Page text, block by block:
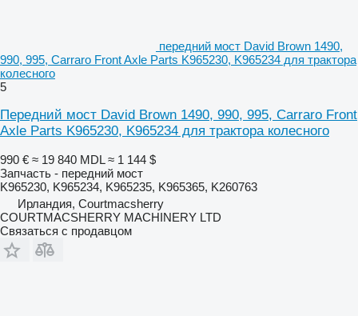
передний мост David Brown 1490,
990, 995, Carraro Front Axle Parts K965230, K965234 для трактора
колесного
5
Передний мост David Brown 1490, 990, 995, Carraro Front
Axle Parts K965230, K965234 для трактора колесного
990 € ≈ 19 840 MDL ≈ 1 144 $
Запчасть - передний мост
K965230, K965234, K965235, K965365, K260763
Ирландия, Courtmacsherry
COURTMACSHERRY MACHINERY LTD
Связаться с продавцом